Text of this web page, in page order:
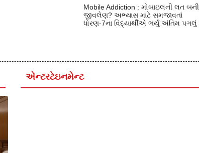
Mobile Addiction : મોબાઇલની લત બની
જીવલેણ? અભ્યાસ માટે સમજાવતાં
ધોરણ-7ના વિદ્યાર્થીએ ભર્યું અંતિમ પગલું
એન્ટરટેઇનમેન્ટ